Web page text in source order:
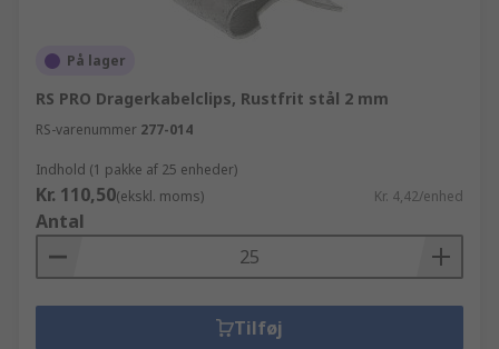
På lager
RS PRO Dragerkabelclips, Rustfrit stål 2 mm
RS-varenummer 277-014
Indhold (1 pakke af 25 enheder)
Kr. 110,50(ekskl. moms) Kr. 4,42/enhed
Antal
Tilføj